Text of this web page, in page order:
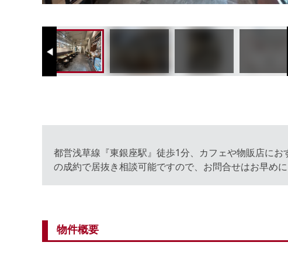
Previous
都営浅草線『東銀座駅』徒歩1分、カフェや物販店に
の成約で居抜き相談可能ですので、お問合せはお早めに
物件概要